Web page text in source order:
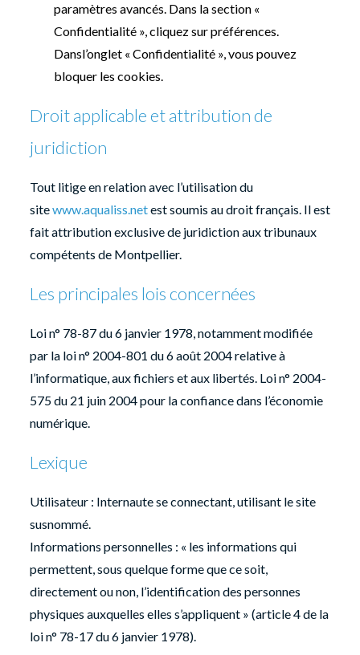
paramètres avancés. Dans la section «
Confidentialité », cliquez sur préférences.
Dansl’onglet « Confidentialité », vous pouvez
bloquer les cookies.
Droit applicable et attribution de
juridiction
Tout litige en relation avec l’utilisation du
sitewww.aqualiss.netest soumis au droit français. Il est
fait attribution exclusive de juridiction aux tribunaux
compétents de Montpellier.
Les principales lois concernées
Loi n° 78-87 du 6 janvier 1978, notamment modifiée
par la loi n° 2004-801 du 6 août 2004 relative à
l’informatique, aux fichiers et aux libertés. Loi n° 2004-
575 du 21 juin 2004 pour la confiance dans l’économie
numérique.
Lexique
Utilisateur : Internaute se connectant, utilisant le site
susnommé.
Informations personnelles : « les informations qui
permettent, sous quelque forme que ce soit,
directement ou non, l’identification des personnes
physiques auxquelles elles s’appliquent » (article 4 de la
loi n° 78-17 du 6 janvier 1978).